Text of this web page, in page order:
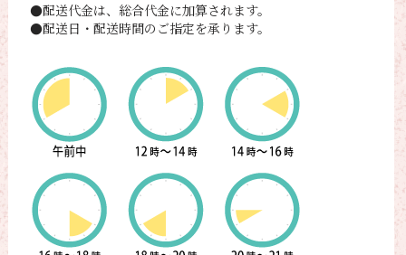
●配送代金は、総合代金に加算されます。
●配送日・配送時間のご指定を承ります。